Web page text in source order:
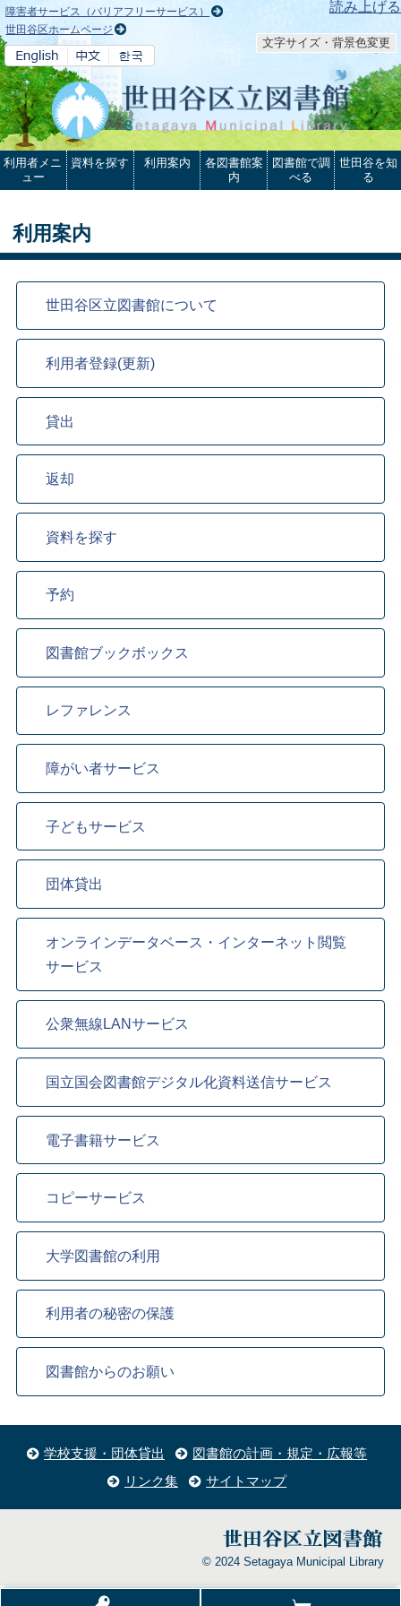
本文へ 読み上げる
障害者サービス（バリアフリーサービス）
世田谷区ホームページ
文字サイズ・背景色変更
利用者メニ
ュー
資料を探す 利用案内
各図書館案
内
図書館で調
べる
世田谷を知
る
利用案内
世田谷区立図書館について
利用者登録(更新)
貸出
返却
資料を探す
予約
図書館ブックボックス
レファレンス
障がい者サービス
子どもサービス
団体貸出
オンラインデータベース・インターネット閲覧
サービス
公衆無線LANサービス
国立国会図書館デジタル化資料送信サービス
電子書籍サービス
コピーサービス
大学図書館の利用
利用者の秘密の保護
図書館からのお願い
学校支援・団体貸出
図書館の計画・規定・広報等
リンク集
サイトマップ
© 2024 Setagaya Municipal Library